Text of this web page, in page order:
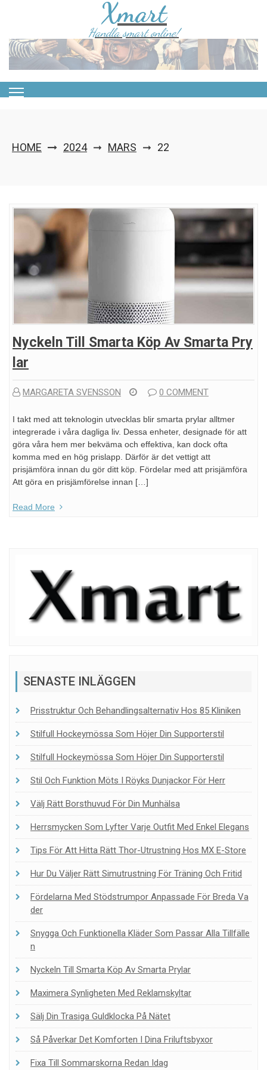
Xmart
Handla smart online!
HOME 2024 ➞ MARS ➞ 22
Nyckeln Till Smarta Köp Av Smarta Pry
Lar
MARGARETA SVENSSON 0 COMMENT
I takt med att teknologin utvecklas blir smarta prylar alltmer
integrerade i våra dagliga liv. Dessa enheter, designade för att
göra våra hem mer bekväma och effektiva, kan dock ofta
komma med en hög prislapp. Därför är det vettigt att
prisjämföra innan du gör ditt köp. Fördelar med att prisjämföra
Att göra en prisjämförelse innan […]
Read More
SENASTE INLÄGGEN
Prisstruktur Och Behandlingsalternativ Hos 85 Kliniken
Stilfull Hockeymössa Som Höjer Din Supporterstil
Stilfull Hockeymössa Som Höjer Din Supporterstil
Stil Och Funktion Möts I Röyks Dunjackor För Herr
Välj Rätt Borsthuvud För Din Munhälsa
Herrsmycken Som Lyfter Varje Outfit Med Enkel Elegans
Tips För Att Hitta Rätt Thor-Utrustning Hos MX E-Store
Hur Du Väljer Rätt Simutrustning För Träning Och Fritid
Fördelarna Med Stödstrumpor Anpassade För Breda Va
Der
Snygga Och Funktionella Kläder Som Passar Alla Tillfälle
N
Nyckeln Till Smarta Köp Av Smarta Prylar
Maximera Synligheten Med Reklamskyltar
Sälj Din Trasiga Guldklocka På Nätet
Så Påverkar Det Komforten I Dina Friluftsbyxor
Fixa Till Sommarskorna Redan Idag